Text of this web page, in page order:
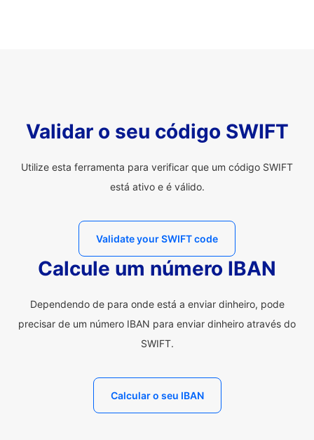
Validar o seu código SWIFT
Utilize esta ferramenta para verificar que um código SWIFT
está ativo e é válido.
Validate your SWIFT code
Calcule um número IBAN
Dependendo de para onde está a enviar dinheiro, pode
precisar de um número IBAN para enviar dinheiro através do
SWIFT.
Calcular o seu IBAN